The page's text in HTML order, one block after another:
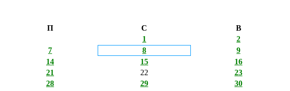
П С
В
1
2
7 8
9
14 15
16
21 22
23
28 29
30